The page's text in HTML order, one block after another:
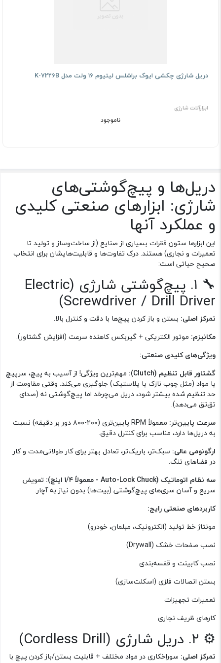
دریل شارژی چکشی ایوک براشلس لیتیوم 16 ولت مدل K-7226B
ابزارآلات شارژی
ناموجود
دریل‌ها و پیچ‌گوشتی‌های
شارژی: ابزارهای صنعتی کلیدی
و عملکرد آنها
این ابزارها ستون فقرات بسیاری از صنایع (از ساخت‌وساز و تولید تا
تعمیرات و نجاری) هستند. درک تفاوت‌ها و قابلیت‌هایشان برای انتخاب
صحیح حیاتی است:
🔧 ۱. پیچ‌گوشتی شارژی (Electric
Screwdriver / Drill Driver)
تمرکز اصلی: بستن و باز کردن پیچ‌ها با دقت و کنترل بالا.
مکانیزم: موتور الکتریکی + گیربکس کاهنده سرعت (افزایش گشتاور).
ویژگی‌های کلیدی صنعتی:
گشتاور قابل تنظیم (Clutch):
مهم‌ترین ویژگی! از آسیب به پیچ، سرپیچ
یا مواد (مثل چوب نازک یا پلاستیک) جلوگیری می‌کند. وقتی مقاومت از
حد تنظیم شده بیشتر شود، دریل می‌چرخد اما پیچ‌گوشتی نه (صدای
تق‌تق می‌دهد).
سرعت پایین‌تر:
معمولاً RPM پایین‌تری (۲۰۰-۸۰۰ دور بر دقیقه) نسبت
به دریل‌ها دارد، مناسب برای کنترل دقیق.
ارگونومی عالی: سبک‌تر، باریک‌تر، تعادل بهتر برای کار طولانی‌مدت و کار
در فضاهای تنگ.
سه نظام اتوماتیک (Auto-Lock Chuck - معمولاً ۱/۴ اینچ):
تعویض
سریع و آسان سری‌های پیچ‌گوشتی (بیت‌ها) بدون نیاز به آچار.
کاربردهای صنعتی رایج:
مونتاژ خط تولید (الکترونیک، مبلمان، خودرو)
نصب صفحات خشک (Drywall)
نصب کابینت و قفسه‌بندی
بستن اتصالات فلزی (اسکلت‌سازی)
تعمیرات تجهیزات
کارهای ظریف نجاری
⚙ ۲. دریل شارژی (Cordless Drill)
تمرکز اصلی: سوراخکاری در مواد مختلف + قابلیت بستن/باز کردن پیچ با